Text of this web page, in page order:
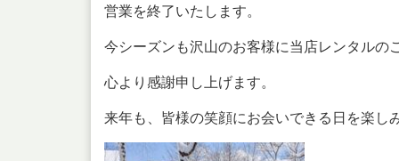
営業を終了いたします。
今シーズンも沢山のお客様に当店レンタルの
心より感謝申し上げます。
来年も、皆様の笑顔にお会いできる日を楽し